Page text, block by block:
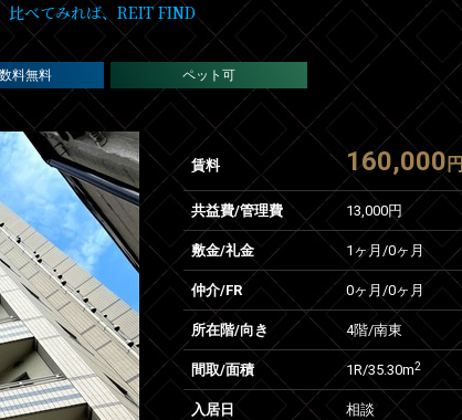
べてみれば、REIT FIND
料無料 ペット可
賃料 160,000 円
共益費/管理費 13,000円
敷金/礼金 1ヶ月 /0ヶ月
仲介/FR 0ヶ月 /0ヶ月
所在階/向き 4階/南東
間取/面積 1R/35.30m2
入居日 相談